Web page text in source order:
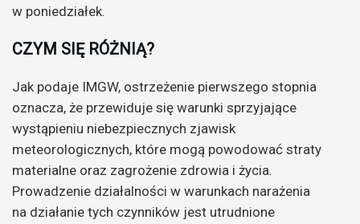
w poniedziałek.
CZYM SIĘ RÓŻNIĄ?
Jak podaje IMGW, ostrzeżenie pierwszego stopnia
oznacza, że przewiduje się warunki sprzyjające
wystąpieniu niebezpiecznych zjawisk
meteorologicznych, które mogą powodować straty
materialne oraz zagrożenie zdrowia i życia.
Prowadzenie działalności w warunkach narażenia
na działanie tych czynników jest utrudnione